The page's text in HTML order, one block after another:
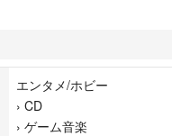
エンタメ/ホビー
› CD
› ゲーム音楽